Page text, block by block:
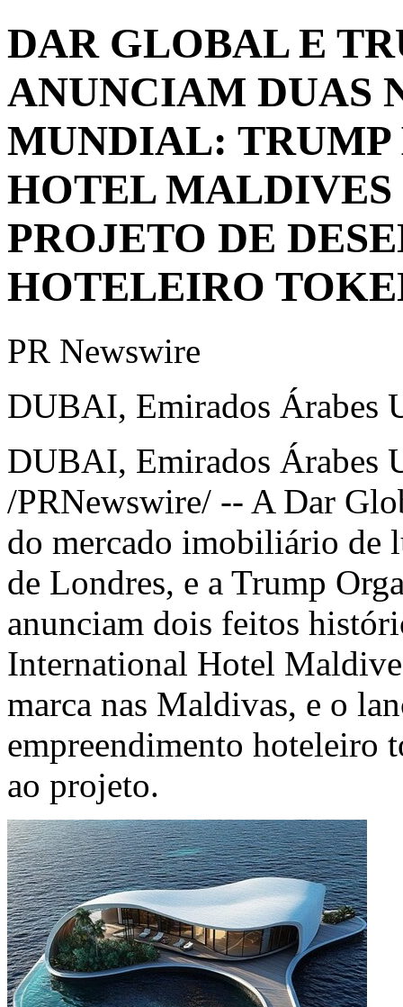
DAR GLOBAL E
ANUNCIAM DUAS
MUNDIAL:
HOTEL
PROJETO DE
HOTELEIRO
PR Newswire
DUBAI, Emirados Árabes
DUBAI, Emirados Árabes
/PRNewswire/ -- A Dar
do mercado imobiliário de
de Londres, e a Trump
anunciam dois feitos
International Hotel
marca nas Maldivas, e o
empreendimento hoteleiro
ao projeto.